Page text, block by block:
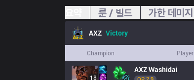
룬 / 빌드 가한 데미지
AXZ Victory
Champion Player
18
AXZWashidai